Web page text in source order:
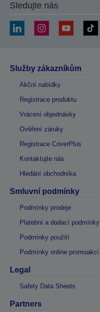
Sledujte nás
Služby zákazníkům
Akční nabídky
Registrace produktu
Vrácení objednávky
Ověření záruky
Registrace CoverPlus
Kontaktujte nás
Hledání obchodníka
Smluvní podmínky
Podmínky prodeje
Platební a dodací podmínky
Podmínky použití
Podmínky online promoakcí
Legal
Safety Data Sheets
Partners